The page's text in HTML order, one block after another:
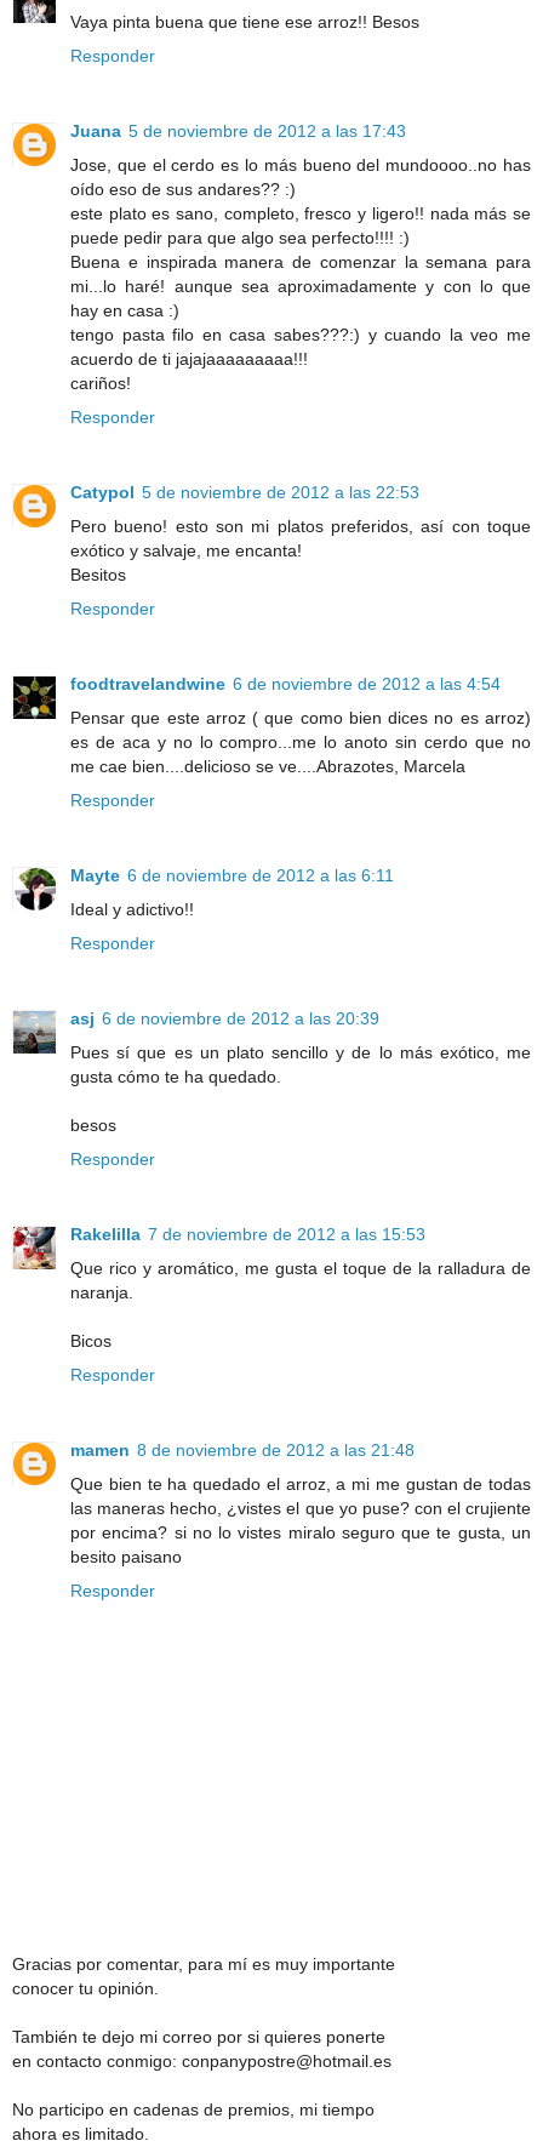
Vaya pinta buena que tiene ese arroz!! Besos
Responder
Juana 5 de noviembre de 2012 a las 17:43
Jose, que el cerdo es lo más bueno del mundoooo..no has
oído eso de sus andares?? :)
este plato es sano, completo, fresco y ligero!! nada más se
puede pedir para que algo sea perfecto!!!! :)
Buena e inspirada manera de comenzar la semana para
mi...lo haré! aunque sea aproximadamente y con lo que
hay en casa :)
tengo pasta filo en casa sabes???:) y cuando la veo me
acuerdo de ti jajajaaaaaaaaa!!!
cariños!
Responder
Catypol 5 de noviembre de 2012 a las 22:53
Pero bueno! esto son mi platos preferidos, así con toque
exótico y salvaje, me encanta!
Besitos
Responder
foodtravelandwine 6 de noviembre de 2012 a las 4:54
Pensar que este arroz ( que como bien dices no es arroz)
es de aca y no lo compro...me lo anoto sin cerdo que no
me cae bien....delicioso se ve....Abrazotes, Marcela
Responder
Mayte 6 de noviembre de 2012 a las 6:11
Ideal y adictivo!!
Responder
asj 6 de noviembre de 2012 a las 20:39
Pues sí que es un plato sencillo y de lo más exótico, me
gusta cómo te ha quedado.
besos
Responder
Rakelilla 7 de noviembre de 2012 a las 15:53
Que rico y aromático, me gusta el toque de la ralladura de
naranja.
Bicos
Responder
mamen 8 de noviembre de 2012 a las 21:48
Que bien te ha quedado el arroz, a mi me gustan de todas
las maneras hecho, ¿vistes el que yo puse? con el crujiente
por encima? si no lo vistes miralo seguro que te gusta, un
besito paisano
Responder
Gracias por comentar, para mí es muy importante
conocer tu opinión.
También te dejo mi correo por si quieres ponerte
en contacto conmigo: conpanypostre@hotmail.es
No participo en cadenas de premios, mi tiempo
ahora es limitado.